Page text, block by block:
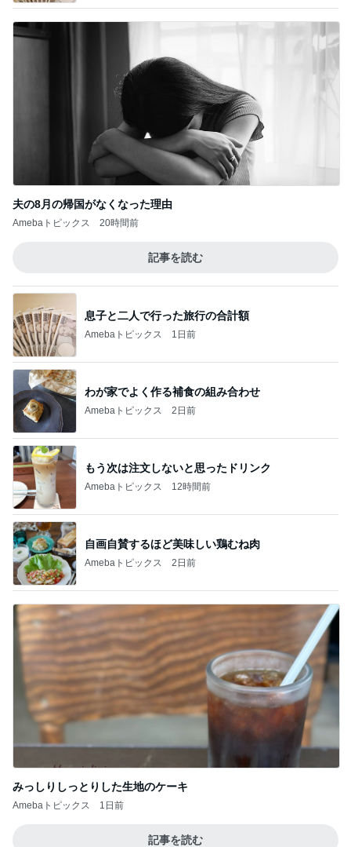
夫の8月の帰国がなくなった理由
Amebaトピックス 20時間前
記事を読む
息子と二人で行った旅行の合計額
Amebaトピックス 1日前
わが家でよく作る補食の組み合わせ
Amebaトピックス 2日前
もう次は注文しないと思ったドリンク
Amebaトピックス 12時間前
自画自賛するほど美味しい鶏むね肉
Amebaトピックス 2日前
みっしりしっとりした生地のケーキ
Amebaトピックス 1日前
記事を読む